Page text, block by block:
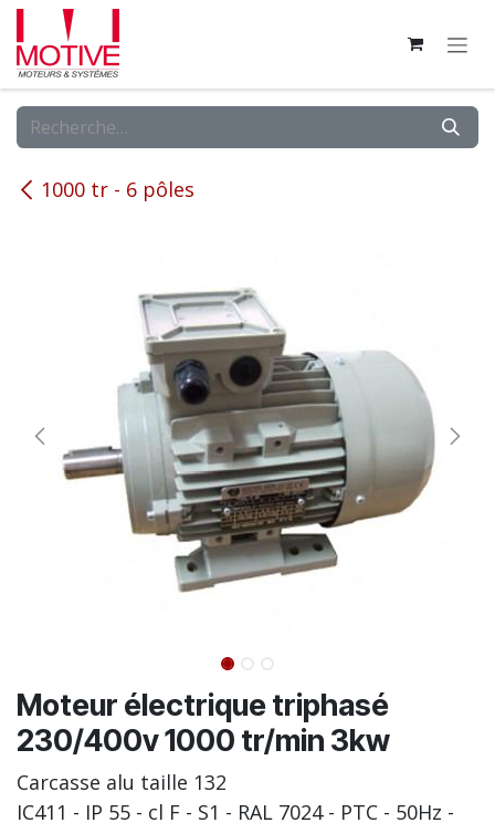
Se rendre au contenu
1000 tr - 6 pôles
Moteur électrique triphasé
230/400v 1000 tr/min 3kw
Carcasse alu taille 132
IC411 - IP 55 - cl F - S1 - RAL 7024 - PTC - 50Hz -